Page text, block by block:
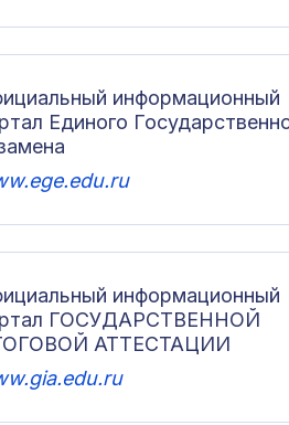
информационный
Единого
информационный
ГОСУДАРСТВЕННОЙ
АТТЕСТАЦИИ